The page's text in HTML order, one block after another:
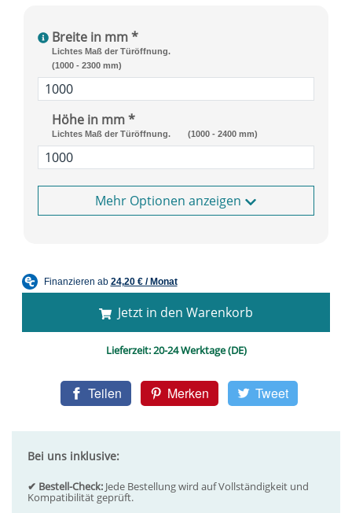
Breite in mm *
Lichtes Maß der Türöffnung.
(1000 - 2300 mm)
Höhe in mm *
Lichtes Maß der Türöffnung. (1000 - 2400 mm)
Optionen anzeigen
Jetzt in den Warenkorb
Lieferzeit:20-24 Werktage (DE)
Teilen Merken Tweet
Bei uns inklusive:
✔ Bestell-Check: Jede Bestellung wird auf Vollständigkeit und
Kompatibilität geprüft.